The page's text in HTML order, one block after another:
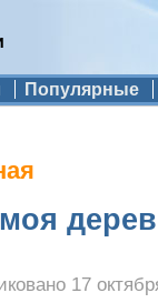
Популярные
17